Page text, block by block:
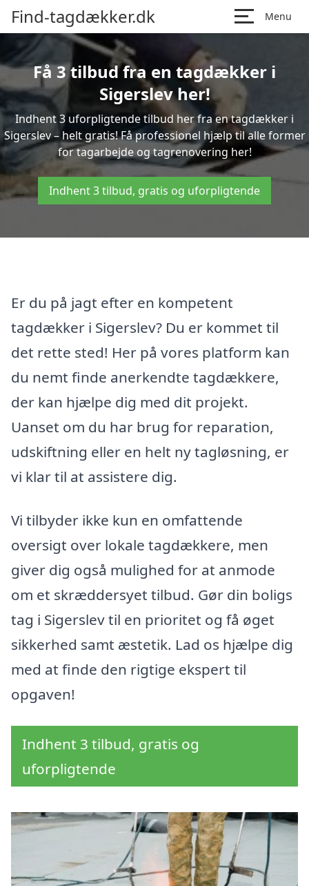
Find-tagdækker.dk Menu
Få 3 tilbud fra en tagdækker i
Sigerslev her!
Indhent 3 uforpligtende tilbud her fra en tagdækker i
Sigerslev – helt gratis! Få professionel hjælp til alle former
for tagarbejde og tagrenovering her!
Indhent 3 tilbud, gratis og uforpligtende
Er du på jagt efter en kompetent
tagdækker i Sigerslev? Du er kommet til
det rette sted! Her på vores platform kan
du nemt finde anerkendte tagdækkere,
der kan hjælpe dig med dit projekt.
Uanset om du har brug for reparation,
udskiftning eller en helt ny tagløsning, er
vi klar til at assistere dig.
Vi tilbyder ikke kun en omfattende
oversigt over lokale tagdækkere, men
giver dig også mulighed for at anmode
om et skræddersyet tilbud. Gør din boligs
tag i Sigerslev til en prioritet og få øget
sikkerhed samt æstetik. Lad os hjælpe dig
med at finde den rigtige ekspert til
opgaven!
Indhent 3 tilbud, gratis og
uforpligtende